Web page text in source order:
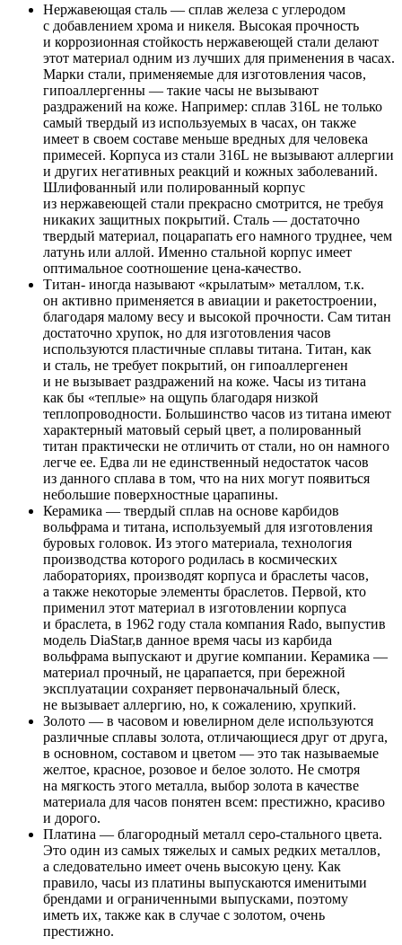
Нержавеющая сталь — сплав железа с углеродом
с добавлением хрома и никеля. Высокая прочность
и коррозионная стойкость нержавеющей стали делают
этот материал одним из лучших для применения в часах.
Марки стали, применяемые для изготовления часов,
гипоаллергенны — такие часы не вызывают
раздражений на коже. Например: сплав 316L не только
самый твердый из используемых в часах, он также
имеет в своем составе меньше вредных для человека
примесей. Корпуса из стали 316L не вызывают аллергии
и других негативных реакций и кожных заболеваний.
Шлифованный или полированный корпус
из нержавеющей стали прекрасно смотрится, не требуя
никаких защитных покрытий. Сталь — достаточно
твердый материал, поцарапать его намного труднее, чем
латунь или аллой. Именно стальной корпус имеет
оптимальное соотношение цена-качество.
Титан- иногда называют «крылатым» металлом, т.к.
он активно применяется в авиации и ракетостроении,
благодаря малому весу и высокой прочности. Сам титан
достаточно хрупок, но для изготовления часов
используются пластичные сплавы титана. Титан, как
и сталь, не требует покрытий, он гипоаллергенен
и не вызывает раздражений на коже. Часы из титана
как бы «теплые» на ощупь благодаря низкой
теплопроводности. Большинство часов из титана имеют
характерный матовый серый цвет, а полированный
титан практически не отличить от стали, но он намного
легче ее. Едва ли не единственный недостаток часов
из данного сплава в том, что на них могут появиться
небольшие поверхностные царапины.
Керамика — твердый сплав на основе карбидов
вольфрама и титана, используемый для изготовления
буровых головок. Из этого материала, технология
производства которого родилась в космических
лабораториях, производят корпуса и браслеты часов,
а также некоторые элементы браслетов. Первой, кто
применил этот материал в изготовлении корпуса
и браслета, в 1962 году стала компания Rado, выпустив
модель DiaStar,в данное время часы из карбида
вольфрама выпускают и другие компании. Керамика —
материал прочный, не царапается, при бережной
эксплуатации сохраняет первоначальный блеск,
не вызывает аллергию, но, к сожалению, хрупкий.
Золото — в часовом и ювелирном деле используются
различные сплавы золота, отличающиеся друг от друга,
в основном, составом и цветом — это так называемые
желтое, красное, розовое и белое золото. Не смотря
на мягкость этого металла, выбор золота в качестве
материала для часов понятен всем: престижно, красиво
и дорого.
Платина — благородный металл серо-стального цвета.
Это один из самых тяжелых и самых редких металлов,
а следовательно имеет очень высокую цену. Как
правило, часы из платины выпускаются именитыми
брендами и ограниченными выпусками, поэтому
иметь их, также как в случае с золотом, очень
престижно.